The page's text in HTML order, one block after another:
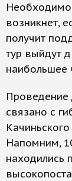
возникнет,
получит
тур выйдут
наибольшее
связано с
Напомним,
находились